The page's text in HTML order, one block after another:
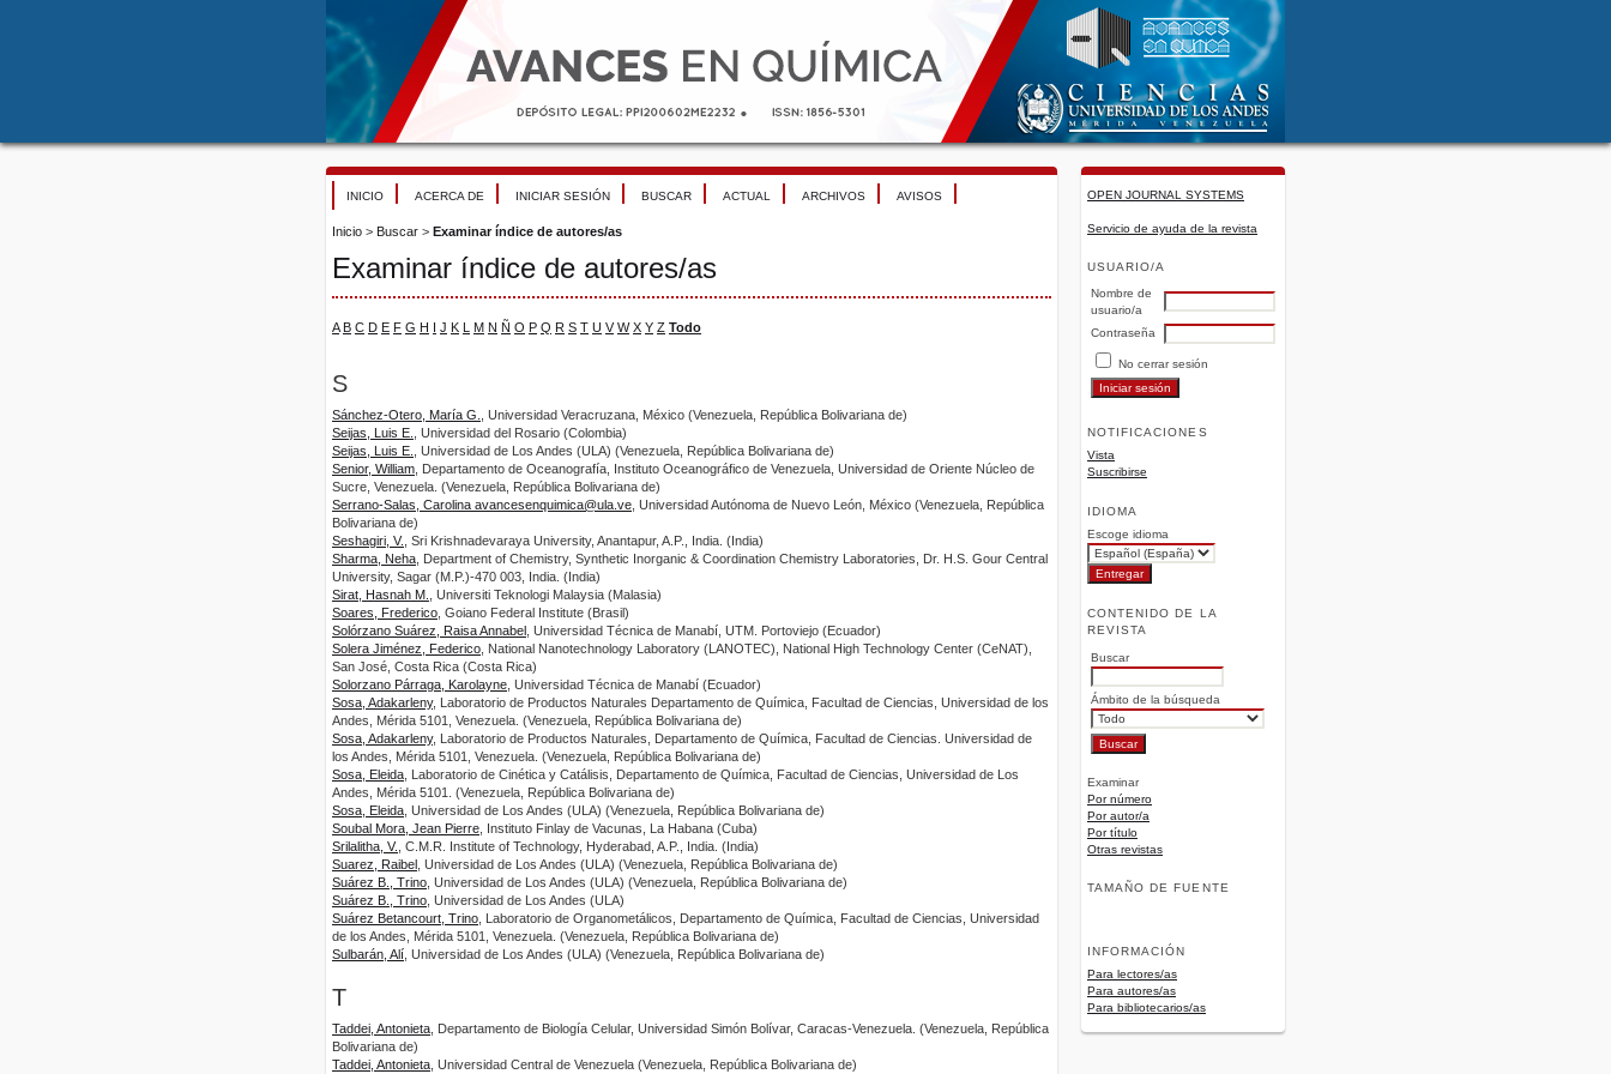
OPEN JOURNAL SYSTEMS
Servicio de ayuda de la revista
USUARIO/A
Nombre de
usuario/a
Contraseña
No cerrar sesión
NOTIFICACIONES
Vista
Suscribirse
IDIOMA
Escoge idioma
CONTENIDO DE LA
REVISTA
Buscar
Ámbito de la búsqueda
Examinar
Por número
Por autor/a
Por título
Otras revistas
TAMAÑO DE FUENTE
INFORMACIÓN
Para lectores/as
Para autores/as
Para bibliotecarios/as
INICIO ACERCA DE INICIAR SESIÓN BUSCAR ACTUAL ARCHIVOS AVISOS
Inicio > Buscar > Examinar índice de autores/as
Examinar índice de autores/as
A B C D E F G H I J K L M N Ñ O P Q R S T U V W X Y Z Todo
S
Sánchez-Otero, María G.
, Universidad Veracruzana, México (Venezuela, República Bolivariana de)
Seijas, Luis E.
, Universidad del Rosario (Colombia)
Seijas, Luis E.
, Universidad de Los Andes (ULA) (Venezuela, República Bolivariana de)
Senior, William , Departamento de Oceanografía, Instituto Oceanográfico de Venezuela, Universidad de Oriente Núcleo de
Sucre, Venezuela. (Venezuela, República Bolivariana de)
Serrano-Salas, Carolina avancesenquimica@ula.ve , Universidad Autónoma de Nuevo León, México (Venezuela, República
Bolivariana de)
Seshagiri, V. , Sri Krishnadevaraya University, Anantapur, A.P., India. (India)
Sharma, Neha , Department of Chemistry, Synthetic Inorganic & Coordination Chemistry Laboratories, Dr. H.S. Gour Central
University, Sagar (M.P.)-470 003, India. (India)
Sirat, Hasnah M.
, Universiti Teknologi Malaysia (Malasia)
Soares, Frederico , Goiano Federal Institute (Brasil)
Solórzano Suárez, Raisa Annabel
, Universidad Técnica de Manabí, UTM. Portoviejo (Ecuador)
Solera Jiménez, Federico , National Nanotechnology Laboratory (LANOTEC), National High Technology Center (CeNAT),
San José, Costa Rica (Costa Rica)
Solorzano Párraga, Karolayne , Universidad Técnica de Manabí (Ecuador)
Sosa, Adakarleny, Laboratorio de Productos Naturales Departamento de Química, Facultad de Ciencias, Universidad de los
Andes, Mérida 5101, Venezuela. (Venezuela, República Bolivariana de)
Sosa, Adakarleny, Laboratorio de Productos Naturales, Departamento de Química, Facultad de Ciencias. Universidad de
los Andes, Mérida 5101, Venezuela. (Venezuela, República Bolivariana de)
Sosa, Eleida , Laboratorio de Cinética y Catálisis, Departamento de Química, Facultad de Ciencias, Universidad de Los
Andes, Mérida 5101. (Venezuela, República Bolivariana de)
Sosa, Eleida , Universidad de Los Andes (ULA) (Venezuela, República Bolivariana de)
Soubal Mora, Jean Pierre , Instituto Finlay de Vacunas, La Habana (Cuba)
Srilalitha, V. , C.M.R. Institute of Technology, Hyderabad, A.P., India. (India)
Suarez, Raibel
, Universidad de Los Andes (ULA) (Venezuela, República Bolivariana de)
Suárez B., Trino , Universidad de Los Andes (ULA) (Venezuela, República Bolivariana de)
Suárez B., Trino , Universidad de Los Andes (ULA)
Suárez Betancourt, Trino , Laboratorio de Organometálicos, Departamento de Química, Facultad de Ciencias, Universidad
de los Andes, Mérida 5101, Venezuela. (Venezuela, República Bolivariana de)
Sulbarán, Alí , Universidad de Los Andes (ULA) (Venezuela, República Bolivariana de)
T
Taddei, Antonieta, Departamento de Biología Celular, Universidad Simón Bolívar, Caracas-Venezuela. (Venezuela, República
Bolivariana de)
Taddei, Antonieta, Universidad Central de Venezuela (Venezuela, República Bolivariana de)